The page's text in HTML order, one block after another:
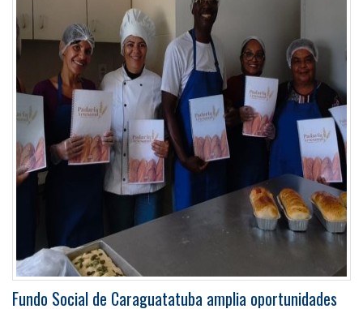
Fundo Social de Caraguatatuba amplia oportunidades